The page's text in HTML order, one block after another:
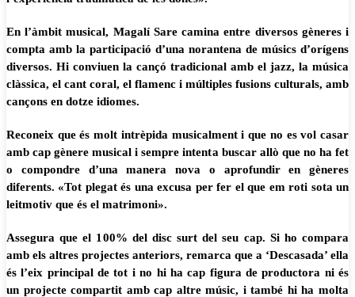
En l’àmbit musical, Magalí Sare camina entre diversos gèneres i
compta amb la participació d’una norantena de músics d’orígens
diversos. Hi conviuen la cançó tradicional amb el jazz, la música
clàssica, el cant coral, el flamenc i múltiples fusions culturals, amb
cançons en dotze idiomes.
Reconeix que és molt intrèpida musicalment i que no es vol casar
amb cap gènere musical i sempre intenta buscar allò que no ha fet
o compondre d’una manera nova o aprofundir en gèneres
diferents. «Tot plegat és una excusa per fer el que em roti sota un
leitmotiv que és el matrimoni».
Assegura que el 100% del disc surt del seu cap. Si ho compara
amb els altres projectes anteriors, remarca que a ‘Descasada’ ella
és l’eix principal de tot i no hi ha cap figura de productora ni és
un projecte compartit amb cap altre músic, i també hi ha molta